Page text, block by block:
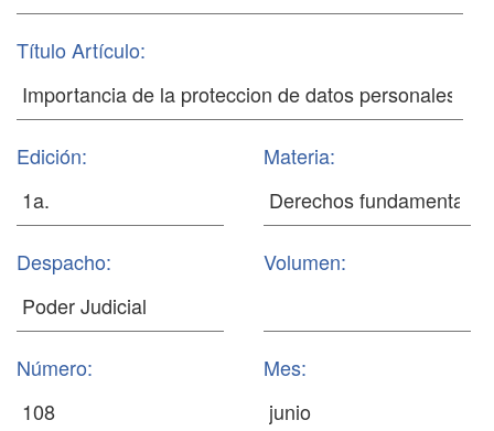
Título Artículo:
Edición: Materia:
Despacho: Volumen:
Número: Mes: